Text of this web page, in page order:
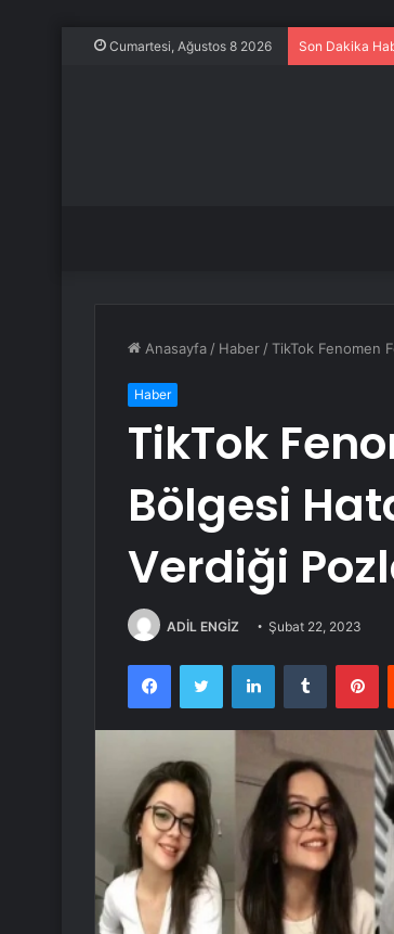
Cumartesi, Ağustos 8 2026 Son Dakika
Anasayfa / Haber /TikTok Fenomen
Haber
TikTok
Bölgesi
Verdiği
ADİL ENGİZ Şubat 22, 2023
FacebookTwitter LinkedInTumblr